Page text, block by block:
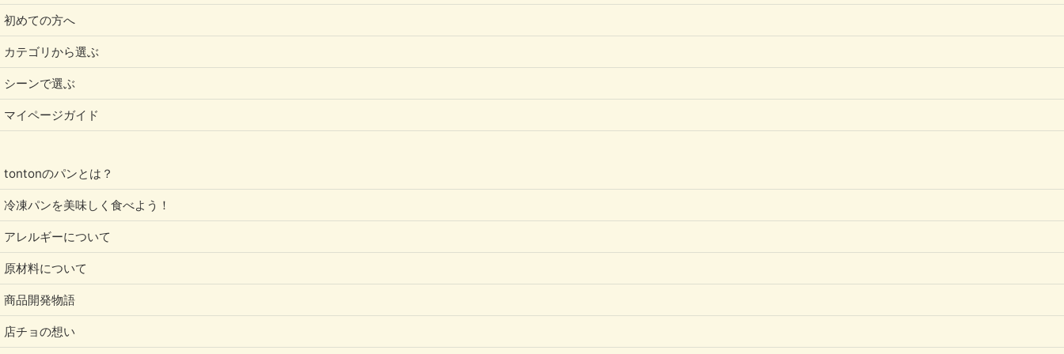
初めての方へ
カテゴリから選ぶ
シーンで選ぶ
マイページガイド
tontonのパンとは？
冷凍パンを美味しく食べよう！
アレルギーについて
原材料について
商品開発物語
店チョの想い